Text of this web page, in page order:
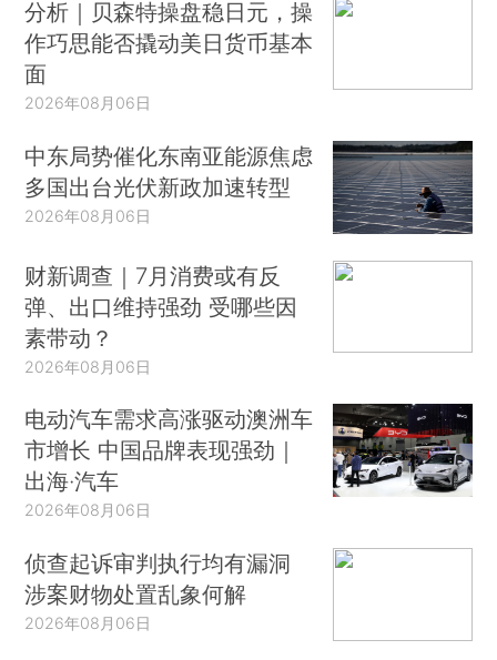
如有意愿转载，请发邮件至hello@caixin.com
确认及授权后，方可转载。
免费订阅财新网主编精选版电邮
订阅
推荐阅读
分析｜贝森特操盘稳日元，操
作巧思能否撬动美日货币基本
面
中东局势催化东南亚能源焦虑
多国出台光伏新政加速转型
2026年08月06日
财新调查｜7月消费或有反
弹、出口维持强劲 受哪些因
素带动？